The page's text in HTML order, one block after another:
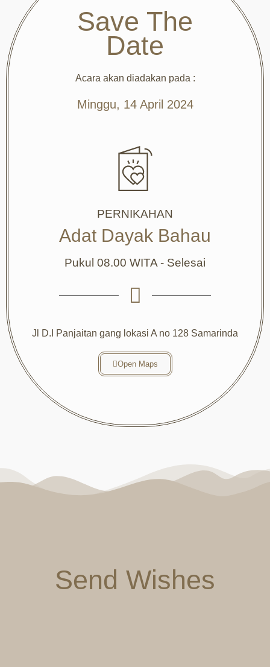
Save The
Date
Acara akan diadakan pada :
Minggu, 14 April 2024
PERNIKAHAN
Adat Dayak Bahau
Pukul 08.00 WITA - Selesai
Jl D.I Panjaitan gang lokasi A no 128 Samarinda
Open Maps
Send Wishes